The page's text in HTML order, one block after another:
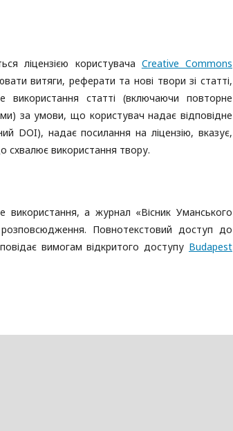
ліцензією користувача Creative Commons
витяги, реферати та нові твори зі статті,
використання статті (включаючи повторне
за умови, що користувач надає відповідне
DOI), надає посилання на ліцензію, вказує,
схвалює використання твору.
використання, а журнал «Вісник Уманського
Повнотекстовий доступ до
вимогам відкритого доступу Budapest